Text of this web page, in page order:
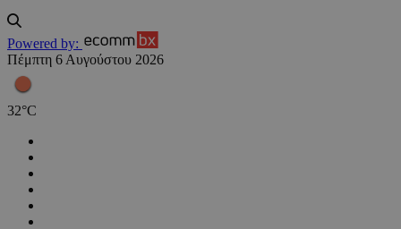
Powered by:
Πέμπτη 6 Αυγούστου 2026
32°C